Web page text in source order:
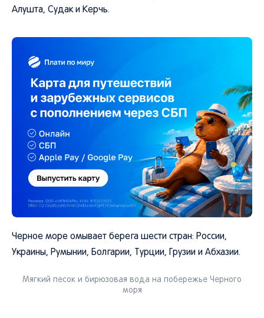
Алушта, Судак и Керчь.
Черное море омывает берега шести стран: России,
Украины, Румынии, Болгарии, Турции, Грузии и Абхазии.
Мягкий песок и бирюзовая вода на побережье Черного
моря